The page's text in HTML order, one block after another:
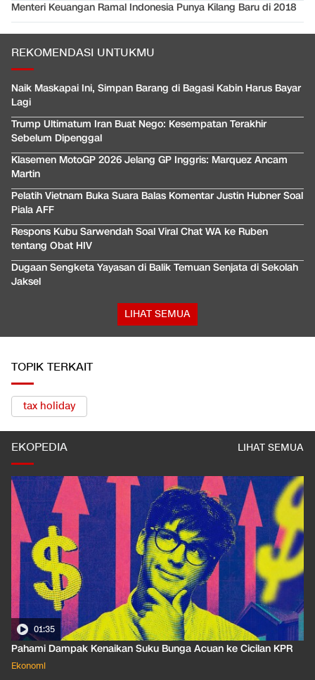
Menteri Keuangan Ramal Indonesia Punya Kilang Baru di 2018
REKOMENDASI UNTUKMU
Naik Maskapai Ini, Simpan Barang di Bagasi Kabin Harus Bayar
Lagi
Trump Ultimatum Iran Buat Nego: Kesempatan Terakhir
Sebelum Dipenggal
Klasemen MotoGP 2026 Jelang GP Inggris: Marquez Ancam
Martin
Pelatih Vietnam Buka Suara Balas Komentar Justin Hubner Soal
Piala AFF
Respons Kubu Sarwendah Soal Viral Chat WA ke Ruben
tentang Obat HIV
Dugaan Sengketa Yayasan di Balik Temuan Senjata di Sekolah
Jaksel
LIHAT SEMUA
TOPIK TERKAIT
tax holiday
EKOPEDIA LIHAT SEMUA
01:35
Pahami Dampak Kenaikan Suku Bunga Acuan ke Cicilan KPR
Ekonomi